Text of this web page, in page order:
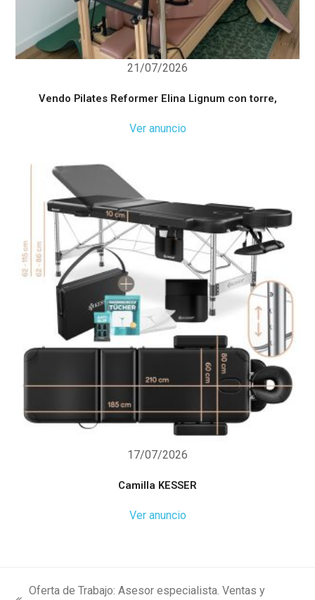
21/07/2026
Vendo Pilates Reformer Elina Lignum con torre,
Ver anuncio
17/07/2026
Camilla KESSER
Ver anuncio
Oferta de Trabajo: Asesor especialista. Ventas y